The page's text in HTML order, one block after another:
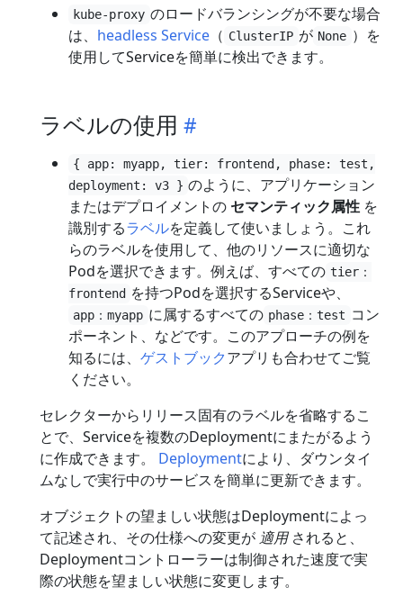
kube-proxy のロードバランシングが不要な場合
は、 headless Service （ ClusterIP が None ）を
使用してServiceを簡単に検出できます。
ラベルの使用
{ app: myapp, tier: frontend, phase: test,
deployment: v3 } のように、アプリケーション
またはデプロイメントの セマンティック属性 を
識別するラベルを定義して使いましょう。これ
らのラベルを使用して、他のリソースに適切な
Podを選択できます。例えば、すべての tier：
frontend を持つPodを選択するServiceや、
app：myapp に属するすべての phase：test コン
ポーネント、などです。このアプローチの例を
知るには、 ゲストブックアプリも合わせてご覧
ください。
セレクターからリリース固有のラベルを省略するこ
とで、Serviceを複数のDeploymentにまたがるよう
に作成できます。 Deploymentにより、ダウンタイ
ムなしで実行中のサービスを簡単に更新できます。
オブジェクトの望ましい状態はDeploymentによっ
て記述され、その仕様への変更が 適用されると、
Deploymentコントローラーは制御された速度で実
際の状態を望ましい状態に変更します。